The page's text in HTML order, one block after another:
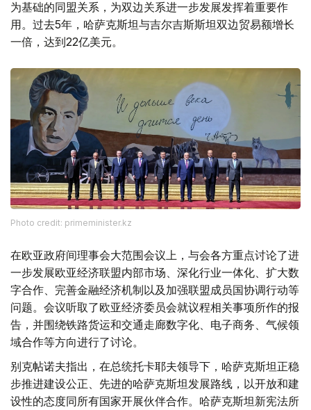
为基础的同盟关系，为双边关系进一步发展发挥着重要作
用。过去5年，哈萨克斯坦与吉尔吉斯斯坦双边贸易额增长
一倍，达到22亿美元。
Photo credit: primeminister.kz
在欧亚政府间理事会大范围会议上，与会各方重点讨论了进
一步发展欧亚经济联盟内部市场、深化行业一体化、扩大数
字合作、完善金融经济机制以及加强联盟成员国协调行动等
问题。会议听取了欧亚经济委员会就议程相关事项所作的报
告，并围绕铁路货运和交通走廊数字化、电子商务、气候领
域合作等方向进行了讨论。
别克帖诺夫指出，在总统托卡耶夫领导下，哈萨克斯坦正稳
步推进建设公正、先进的哈萨克斯坦发展路线，以开放和建
设性的态度同所有国家开展伙伴合作。哈萨克斯坦新宪法所